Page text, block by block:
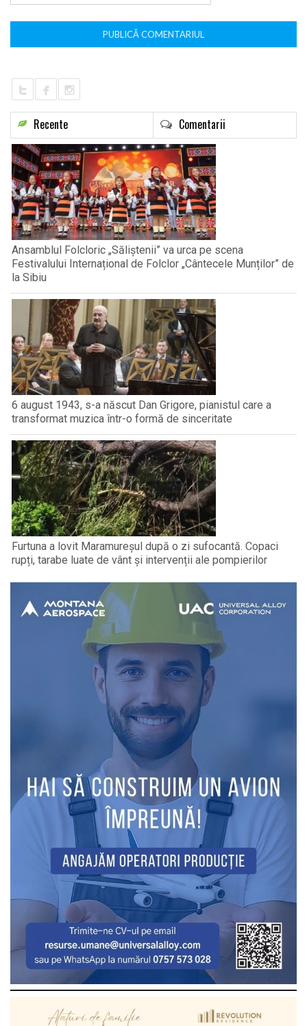
Recente Comentarii
Ansamblul Folcloric „Săliștenii” va urca pe scena
Festivalului Internațional de Folclor „Cântecele Munților” de
la Sibiu
6 august 1943, s-a născut Dan Grigore, pianistul care a
transformat muzica într-o formă de sinceritate
Furtuna a lovit Maramureșul după o zi sufocantă. Copaci
rupți, tarabe luate de vânt și intervenții ale pompierilor